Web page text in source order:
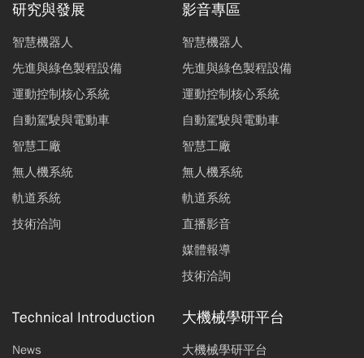
研究與發展
智慧機器人
先進與綠色製程設備
運動控制核心系統
自動駕駛與電動車
智慧工廠
無人機系統
軌道系統
技術洽詢
影音專區
智慧機器人
先進與綠色製程設備
運動控制核心系統
自動駕駛與電動車
智慧工廠
無人機系統
軌道系統
直播影音
媒體報導
技術洽詢
Technical Introduction
News
大機械學研平台
大機械學研平台